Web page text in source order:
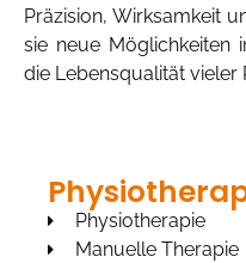
Präzision, Wirksamkeit
sie neue Möglichkeiten
die Lebensqualität vieler
Physiotherapie
Manuelle Therapie